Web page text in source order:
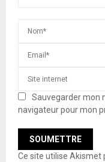
Sauvegarder mon
navigateur pour mon
Ce site utilise Akismet